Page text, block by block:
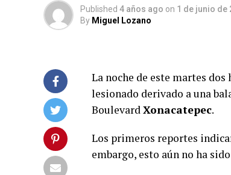
Published 4 años ago on 1 de junio de
By Miguel Lozano
La noche de este martes
lesionado derivado a una
BoulevardXonacatepec.
Los primeros reportes
embargo, esto aún no ha